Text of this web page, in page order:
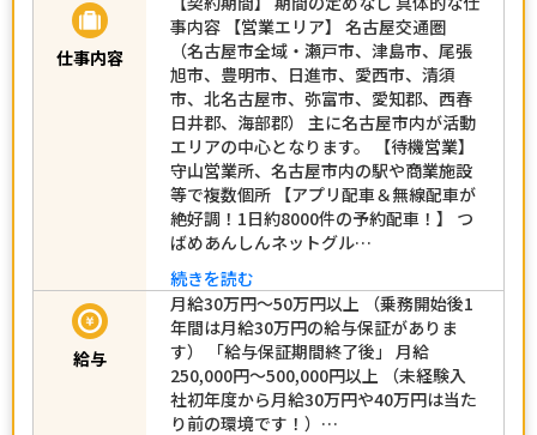
仕事内容
【契約期間】 期間の定めなし 具体的な仕
事内容 【営業エリア】 名古屋交通圏
（名古屋市全域・瀬戸市、津島市、尾張
旭市、豊明市、日進市、愛西市、清須
市、北名古屋市、弥富市、愛知郡、西春
日井郡、海部郡） 主に名古屋市内が活動
エリアの中心となります。 【待機営業】
守山営業所、名古屋市内の駅や商業施設
等で複数個所 【アプリ配車＆無線配車が
絶好調！1日約8000件の予約配車！】 つ
ばめあんしんネットグル…
続きを読む
給与
月給30万円～50万円以上 （乗務開始後1
年間は月給30万円の給与保証がありま
す） 「給与保証期間終了後」 月給
250,000円～500,000円以上 （未経験入
社初年度から月給30万円や40万円は当た